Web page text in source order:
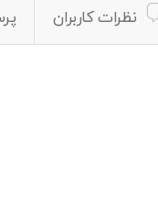
نظرات کاربران